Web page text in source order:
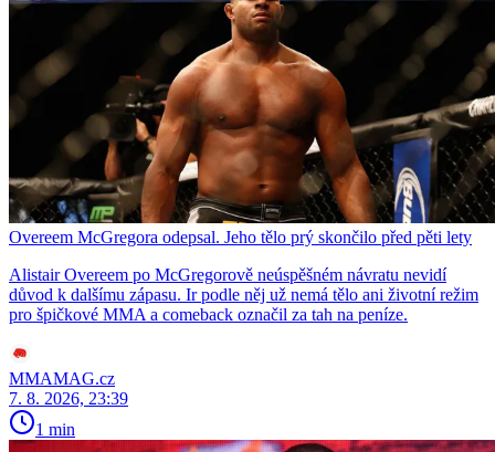
Overeem McGregora odepsal. Jeho tělo prý skončilo před pěti lety
Alistair Overeem po McGregorově neúspěšném návratu nevidí
důvod k dalšímu zápasu. Ir podle něj už nemá tělo ani životní režim
pro špičkové MMA a comeback označil za tah na peníze.
MMAMAG.cz
7. 8. 2026, 23:39
1 min